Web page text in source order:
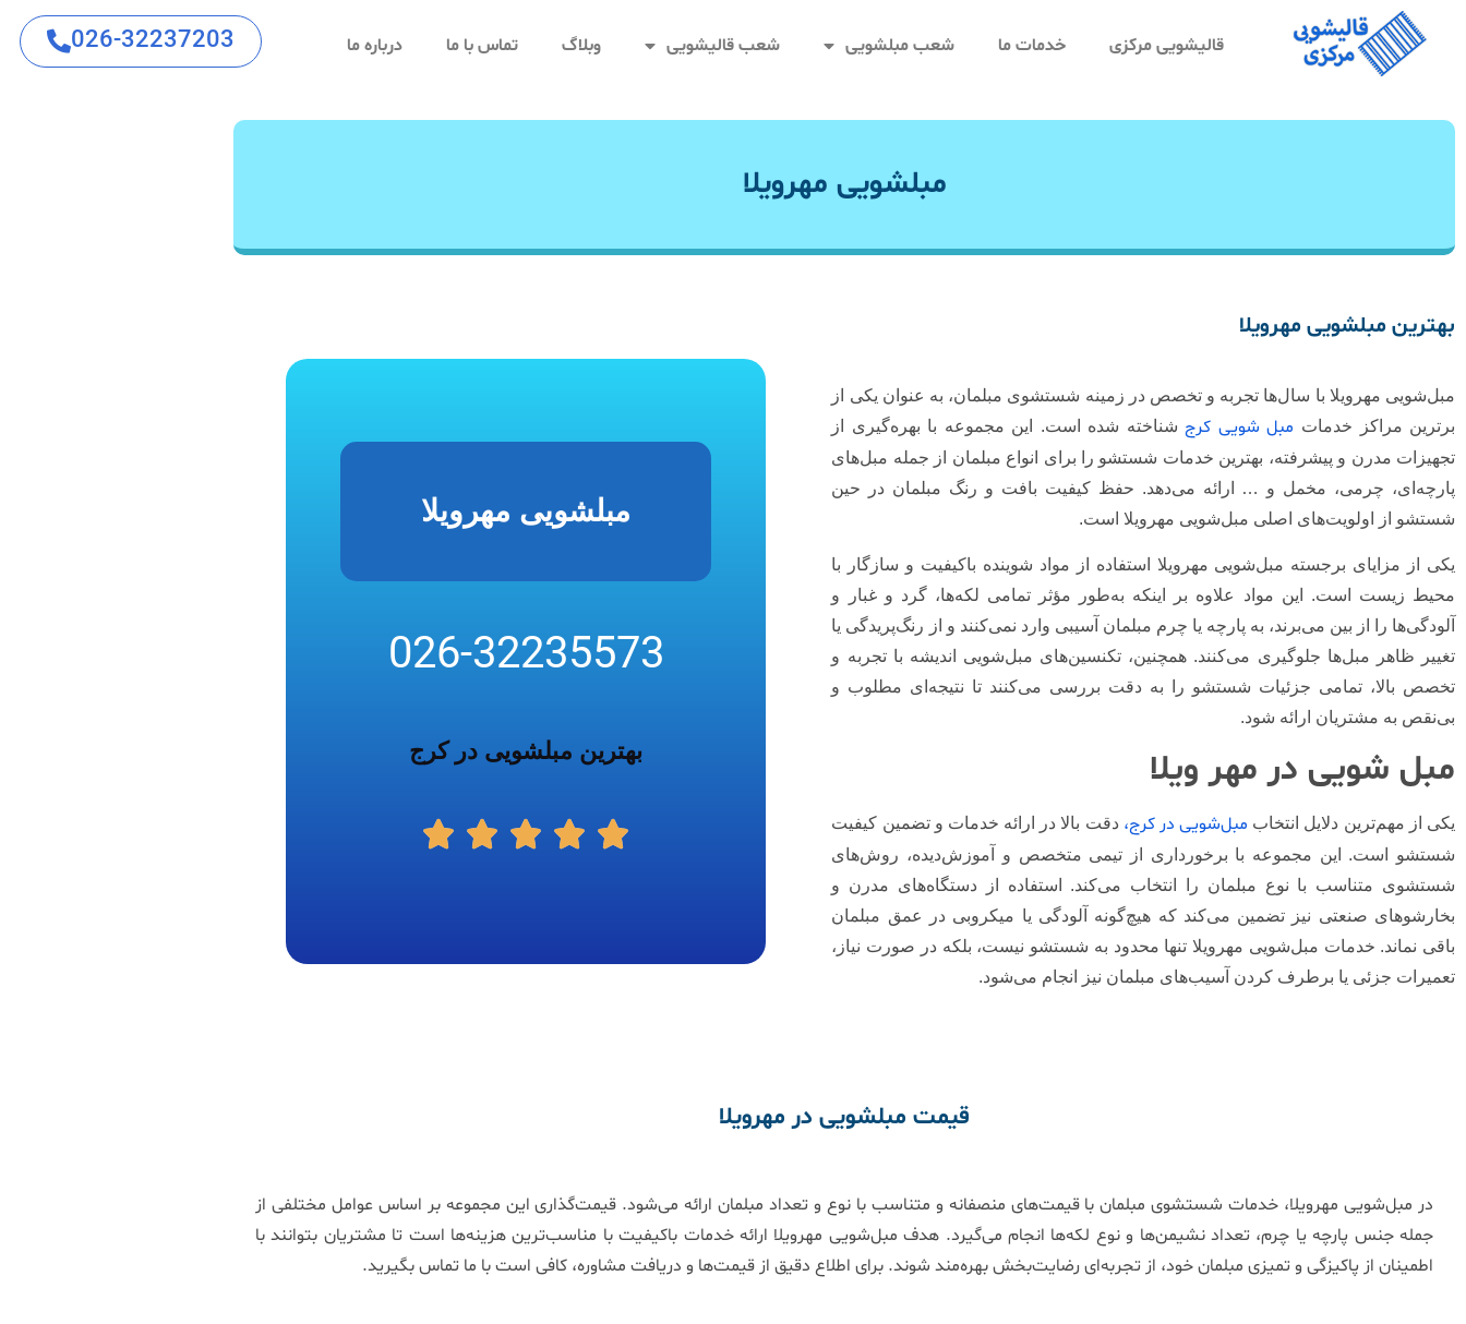
قالیشویی مرکزی خدمات ما شعب مبلشویی شعب قالیشویی وبلاگ تماس با ما درباره ما 026-32237203
مبلشویی مهرویلا
بهترین مبلشویی مهرویلا
مبل‌شویی مهرویلا با سال‌ها تجربه و تخصص در زمینه شستشوی مبلمان، به عنوان یکی از
برترین مراکز خدمات مبل‌ شویی کرج شناخته شده است. این مجموعه با بهره‌گیری از
تجهیزات مدرن و پیشرفته، بهترین خدمات شستشو را برای انواع مبلمان از جمله مبل‌های
پارچه‌ای، چرمی، مخمل و … ارائه می‌دهد. حفظ کیفیت بافت و رنگ مبلمان در حین
شستشو از اولویت‌های اصلی مبل‌شویی مهرویلا است.
یکی از مزایای برجسته مبل‌شویی مهرویلا استفاده از مواد شوینده باکیفیت و سازگار با
محیط زیست است. این مواد علاوه بر اینکه به‌طور مؤثر تمامی لکه‌ها، گرد و غبار و
آلودگی‌ها را از بین می‌برند، به پارچه یا چرم مبلمان آسیبی وارد نمی‌کنند و از رنگ‌پریدگی یا
تغییر ظاهر مبل‌ها جلوگیری می‌کنند. همچنین، تکنسین‌های مبل‌شویی اندیشه با تجربه و
تخصص بالا، تمامی جزئیات شستشو را به دقت بررسی می‌کنند تا نتیجه‌ای مطلوب و
بی‌نقص به مشتریان ارائه شود.
مبل شویی در مهر ویلا
یکی از مهم‌ترین دلایل انتخاب مبل‌شویی در کرج، دقت بالا در ارائه خدمات و تضمین کیفیت
شستشو است. این مجموعه با برخورداری از تیمی متخصص و آموزش‌دیده، روش‌های
شستشوی متناسب با نوع مبلمان را انتخاب می‌کند. استفاده از دستگاه‌های مدرن و
بخارشوهای صنعتی نیز تضمین می‌کند که هیچ‌گونه آلودگی یا میکروبی در عمق مبلمان
باقی نماند. خدمات مبل‌شویی مهرویلا تنها محدود به شستشو نیست، بلکه در صورت نیاز،
تعمیرات جزئی یا برطرف کردن آسیب‌های مبلمان نیز انجام می‌شود.
مبلشویی مهرویلا
026-32235573
بهترین مبلشویی در کرج
قیمت مبلشویی در مهرویلا
در مبل‌شویی مهرویلا، خدمات شستشوی مبلمان با قیمت‌های منصفانه و متناسب با نوع و تعداد مبلمان ارائه می‌شود. قیمت‌گذاری این مجموعه بر اساس عوامل مختلفی از
جمله جنس پارچه یا چرم، تعداد نشیمن‌ها و نوع لکه‌ها انجام می‌گیرد. هدف مبل‌شویی مهرویلا ارائه خدمات باکیفیت با مناسب‌ترین هزینه‌ها است تا مشتریان بتوانند با
اطمینان از پاکیزگی و تمیزی مبلمان خود، از تجربه‌ای رضایت‌بخش بهره‌مند شوند. برای اطلاع دقیق از قیمت‌ها و دریافت مشاوره، کافی است با ما تماس بگیرید.